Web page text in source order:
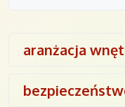
aranżacja